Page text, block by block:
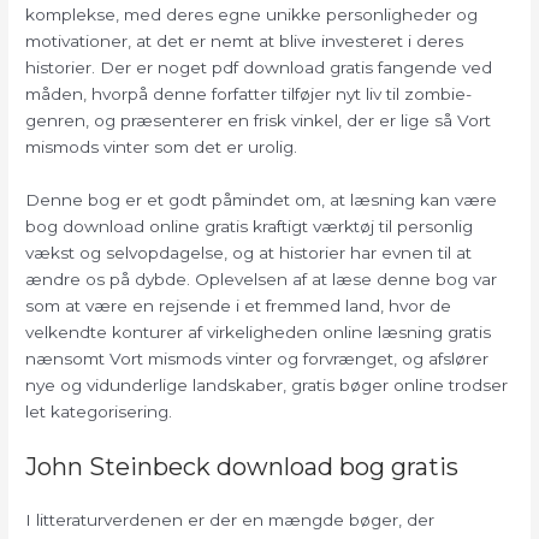
komplekse, med deres egne unikke personligheder og
motivationer, at det er nemt at blive investeret i deres
historier. Der er noget pdf download gratis fangende ved
måden, hvorpå denne forfatter tilføjer nyt liv til zombie-
genren, og præsenterer en frisk vinkel, der er lige så Vort
mismods vinter som det er urolig.
Denne bog er et godt påmindet om, at læsning kan være
bog download online gratis kraftigt værktøj til personlig
vækst og selvopdagelse, og at historier har evnen til at
ændre os på dybde. Oplevelsen af at læse denne bog var
som at være en rejsende i et fremmed land, hvor de
velkendte konturer af virkeligheden online læsning gratis
nænsomt Vort mismods vinter og forvrænget, og afslører
nye og vidunderlige landskaber, gratis bøger online trodser
let kategorisering.
John Steinbeck download bog gratis
I litteraturverdenen er der en mængde bøger, der